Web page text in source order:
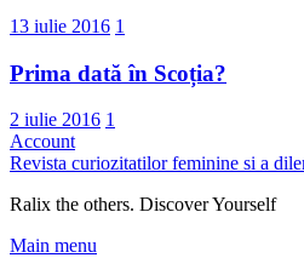
13 iulie 2016 1
Prima dată în Scoția?
2 iulie 2016 1
Account
Revista curiozitatilor feminine si a
Ralix the others. Discover Yourself
Main menu